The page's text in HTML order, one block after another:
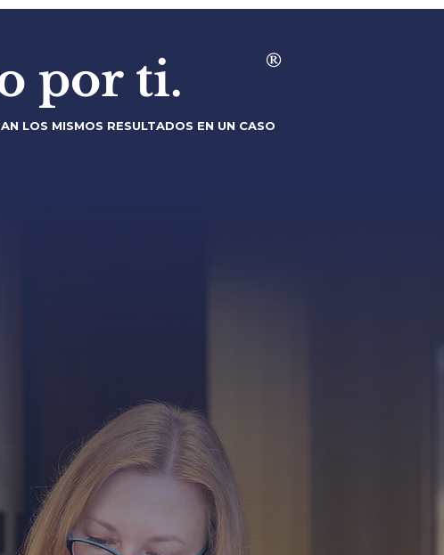
por ti. ®
LOS MISMOS RESULTADOS EN UN CASO